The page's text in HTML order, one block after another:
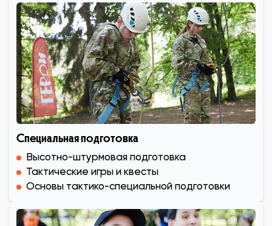
Специальная подготовка
Высотно-штурмовая подготовка
Тактические игры и квесты
Основы тактико-специальной подготовки